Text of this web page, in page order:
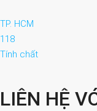
TP. HCM
118
Tính chất
LIÊN HỆ